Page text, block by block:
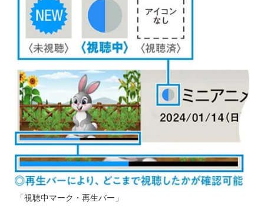
「視聴中マーク・再生バー」